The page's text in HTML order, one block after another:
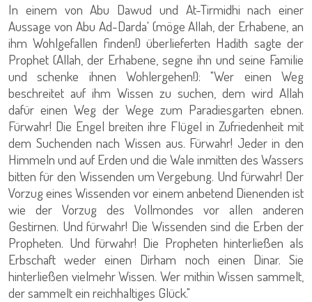
In einem von Abu Dawud und At-Tirmidhi nach einer
Aussage von Abu Ad-Darda' (möge Allah, der Erhabene, an
ihm Wohlgefallen finden!) überlieferten Hadith sagte der
Prophet (Allah, der Erhabene, segne ihn und seine Familie
und schenke ihnen Wohlergehen!): "Wer einen Weg
beschreitet auf ihm Wissen zu suchen, dem wird Allah
dafür einen Weg der Wege zum Paradiesgarten ebnen.
Fürwahr! Die Engel breiten ihre Flügel in Zufriedenheit mit
dem Suchenden nach Wissen aus. Fürwahr! Jeder in den
Himmeln und auf Erden und die Wale inmitten des Wassers
bitten für den Wissenden um Vergebung. Und fürwahr! Der
Vorzug eines Wissenden vor einem anbetend Dienenden ist
wie der Vorzug des Vollmondes vor allen anderen
Gestirnen. Und fürwahr! Die Wissenden sind die Erben der
Propheten. Und fürwahr! Die Propheten hinterließen als
Erbschaft weder einen Dirham noch einen Dinar. Sie
hinterließen vielmehr Wissen. Wer mithin Wissen sammelt,
der sammelt ein reichhaltiges Glück."